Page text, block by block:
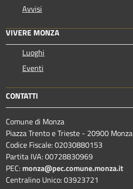
Avvisi
VIVERE MONZA
Luoghi
Eventi
CONTATTI
Comune di Monza
Piazza Trento e Trieste - 20900 Monza
Codice Fiscale: 02030880153
Partita IVA: 00728830969
PEC: monza@pec.comune.monza.it
Centralino Unico: 03923721